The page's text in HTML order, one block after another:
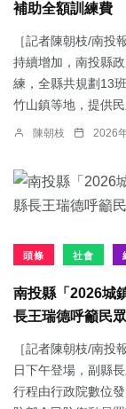
補助全額訓練費
［記者陳朝枝/南投
持續增加，南投縣
練，全縣共規劃13
竹山鎮等地，提供民
陳朝枝 2026
頭條 社會
南投縣「2026城
長王瑞德呼籲民
［記者陳朝枝/南
日下午登場，副縣
行程由行政院數位